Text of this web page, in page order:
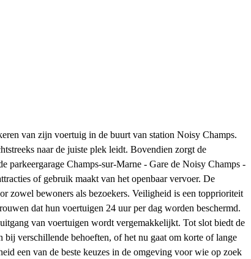
van zijn voertuig in de buurt van station Noisy Champs.
naar de juiste plek leidt. Bovendien zorgt de
parkeergarage Champs-sur-Marne - Gare de Noisy Champs -
of gebruik maakt van het openbaar vervoer. De
zowel bewoners als bezoekers. Veiligheid is een topprioriteit
dat hun voertuigen 24 uur per dag worden beschermd.
van voertuigen wordt vergemakkelijkt. Tot slot biedt de
verschillende behoeften, of het nu gaat om korte of lange
een van de beste keuzes in de omgeving voor wie op zoek